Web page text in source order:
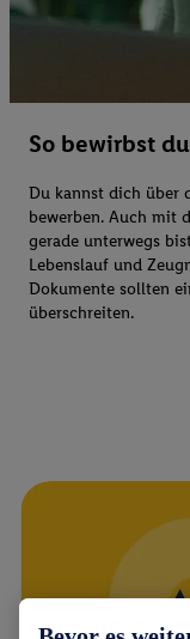
So bewirbst
Du kannst dich über
bewerben. Auch mit
gerade unterwegs
Lebenslauf und
Dokumente sollten
überschreiten.